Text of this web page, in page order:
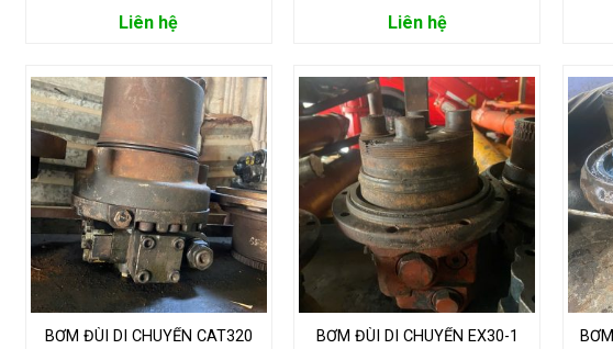
Liên hệ Liên hệ
BƠM ĐÙI DI CHUYỂN CAT320 BƠM ĐÙI DI CHUYỂN EX30-1